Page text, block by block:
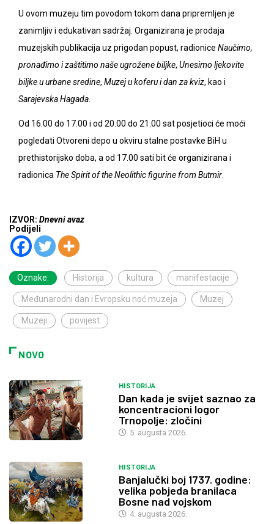
U ovom muzeju tim povodom tokom dana pripremljen je
zanimljiv i edukativan sadržaj. Organizirana je prodaja
muzejskih publikacija uz prigodan popust, radionice Naučimo,
pronađimo i zaštitimo naše ugrožene biljke, Unesimo ljekovite
biljke u urbane sredine, Muzej u koferu i dan za kviz, kao i
Sarajevska Hagada
Od 16.00 do 17.00 i od 20.00 do 21.00 sat posjetioci će moći
pogledati Otvoreni depo u okviru stalne postavke BiH u
prethistorijsko doba, a od 17.00 sati bit će organizirana i
radionica The Spirit of the Neolithic figurine from Butmir
IZVOR: Dnevni avaz
Podijeli
Oznake: Historija kultura manifestacije
Međunarodni dan i Evropsku noć muzeja Muzej
Muzeji povijest
NOVO
HISTORIJA
Dan kada je svijet saznao za
koncentracioni logor
Trnopolje: zločini
5. augusta 2026.
HISTORIJA
Banjalučki boj 1737. godine:
velika pobjeda branilaca
Bosne nad vojskom
4. augusta 2026.